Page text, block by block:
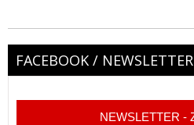
FACEBOOK / NEWSLETTER
NEWSLETTER -